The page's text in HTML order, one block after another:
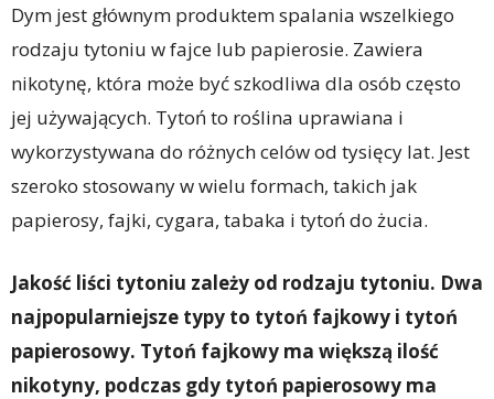
Dym jest głównym produktem spalania wszelkiego
rodzaju tytoniu w fajce lub papierosie. Zawiera
nikotynę, która może być szkodliwa dla osób często
jej używających. Tytoń to roślina uprawiana i
wykorzystywana do różnych celów od tysięcy lat. Jest
szeroko stosowany w wielu formach, takich jak
papierosy, fajki, cygara, tabaka i tytoń do żucia.
Jakość liści tytoniu zależy od rodzaju tytoniu. Dwa
najpopularniejsze typy to tytoń fajkowy i tytoń
papierosowy. Tytoń fajkowy ma większą ilość
nikotyny, podczas gdy tytoń papierosowy ma